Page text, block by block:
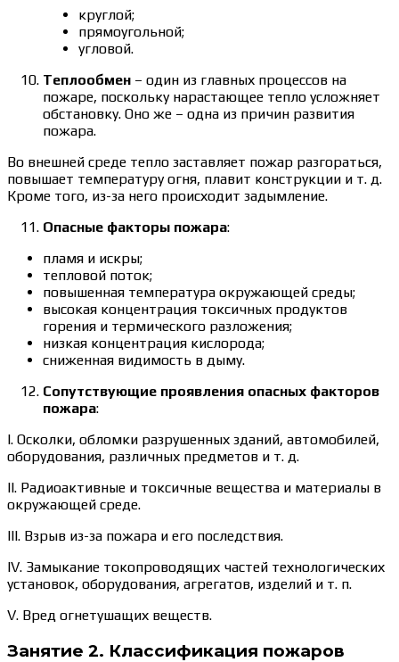
круглой;
прямоугольной;
угловой.
Теплообмен – один из главных процессов на
пожаре, поскольку нарастающее тепло усложняет
обстановку. Оно же – одна из причин развития
пожара.
Во внешней среде тепло заставляет пожар разгораться,
повышает температуру огня, плавит конструкции и т. д.
Кроме того, из-за него происходит задымление.
Опасные факторы пожара:
пламя и искры;
тепловой поток;
повышенная температура окружающей среды;
высокая концентрация токсичных продуктов
горения и термического разложения;
низкая концентрация кислорода;
сниженная видимость в дыму.
Сопутствующие проявления опасных факторов
пожара:
I. Осколки, обломки разрушенных зданий, автомобилей,
оборудования, различных предметов и т. д.
II. Радиоактивные и токсичные вещества и материалы в
окружающей среде.
III. Взрыв из-за пожара и его последствия.
IV. Замыкание токопроводящих частей технологических
установок, оборудования, агрегатов, изделий и т. п.
V. Вред огнетушащих веществ.
Занятие 2. Классификация пожаров